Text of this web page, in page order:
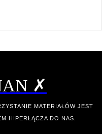
✗
MATERIAŁÓW JEST
HIPERŁĄCZA DO NAS.